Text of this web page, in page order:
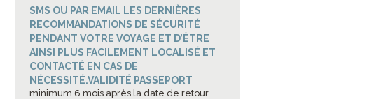
SMS OU PAR EMAIL LES DERNIÈRES
RECOMMANDATIONS DE SÉCURITÉ
PENDANT VOTRE VOYAGE ET D’ÊTRE
AINSI PLUS FACILEMENT LOCALISÉ ET
CONTACTÉ EN CAS DE
NÉCESSITÉ.VALIDITÉ PASSEPORT
minimum 6 mois après la date de retour.